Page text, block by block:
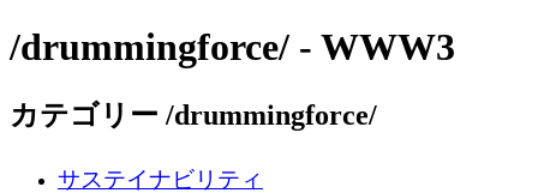
/drummingforce/ - WWW3
カテゴリー /drummingforce/
サステイナビリティ